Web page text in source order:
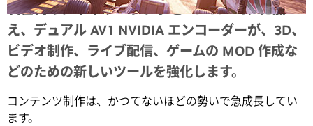
次世代のレイ トレーシングと Tensor コアに加
え、デュアル AV1 NVIDIA エンコーダーが、3D、
ビデオ制作、ライブ配信、ゲームの MOD 作成な
どのための新しいツールを強化します。
コンテンツ制作は、かつてないほどの勢いで急成長してい
ます。